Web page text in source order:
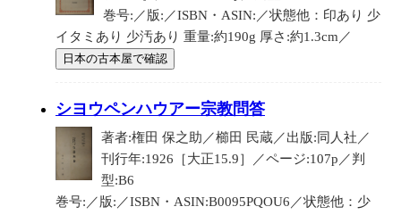
巻号:／版:／ISBN・ASIN:／状態他：印あり 少
イタミあり 少汚あり 重量:約190g 厚さ:約1.3cm／
日本の古本屋で確認
シヨウペンハウアー宗教問答
著者:権田 保之助／櫛田 民蔵／出版:同人社／
刊行年:1926［大正15.9］／ページ:107p／判
型:B6
巻号:／版:／ISBN・ASIN:B0095PQOU6／状態他：少